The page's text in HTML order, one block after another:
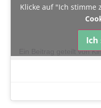
Klicke auf "Ich stimme
Ich